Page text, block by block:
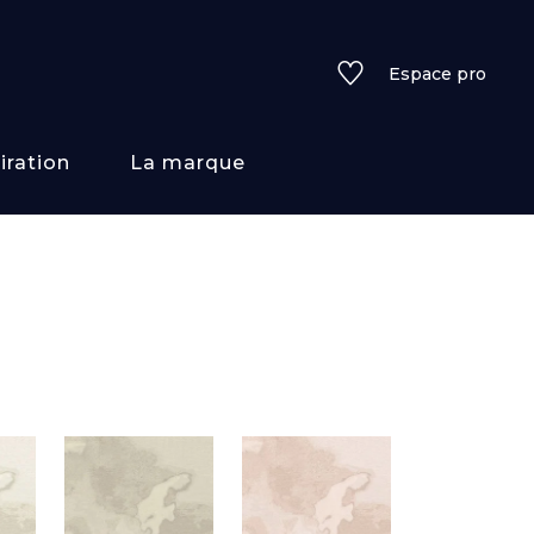
Espace pro
La marque